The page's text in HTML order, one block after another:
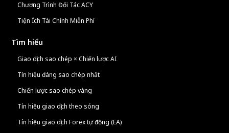
Chương Trình Đối Tác ACY
Tiện Ích Tài Chính Miễn Phí
Tìm hiểu
Giao dịch sao chép × Chiến lược AI
Tín hiệu đáng sao chép nhất
Chiến lược sao chép vàng
Tín hiệu giao dịch theo sóng
Tín hiệu giao dịch Forex tự động (EA)